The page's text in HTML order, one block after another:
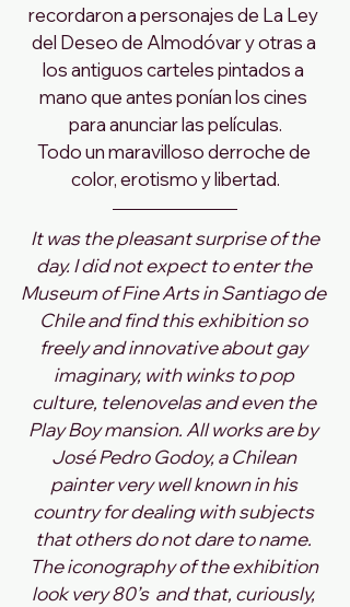
recordaron a personajes de La Ley
del Deseo de Almodóvar y otras a
los antiguos carteles pintados a
mano que antes ponían los cines
para anunciar las películas.
Todo un maravilloso derroche de
color, erotismo y libertad.
It was the pleasant surprise of the
day. I did not expect to enter the
Museum of Fine Arts in Santiago de
Chile and find this exhibition so
freely and innovative about gay
imaginary, with winks to pop
culture, telenovelas and even the
Play Boy mansion. All works are by
José Pedro Godoy, a Chilean
painter very well known in his
country for dealing with subjects
that others do not dare to name.
The iconography of the exhibition
look very 80’s  and that, curiously,